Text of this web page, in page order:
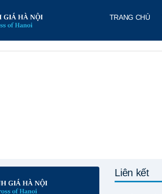
TRANG CHỦ
Liên kết